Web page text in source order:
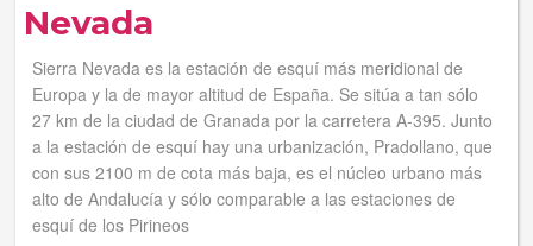
Nevada
Sierra Nevada es la estación de esquí más meridional de
Europa y la de mayor altitud de España. Se sitúa a tan sólo
27 km de la ciudad de Granada por la carretera A-395. Junto
a la estación de esquí hay una urbanización, Pradollano, que
con sus 2100 m de cota más baja, es el núcleo urbano más
alto de Andalucía y sólo comparable a las estaciones de
esquí de los Pirineos